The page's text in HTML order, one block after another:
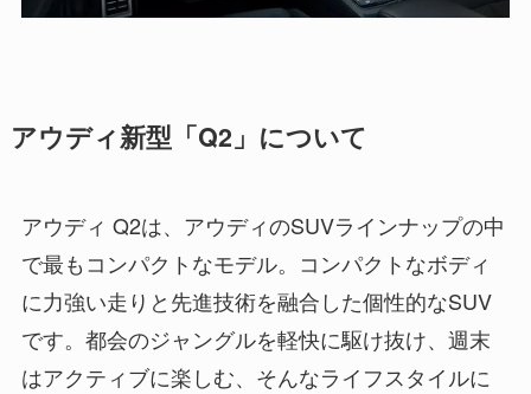
アウディ新型「Q2」について
アウディ Q2は、アウディのSUVラインナップの中
で最もコンパクトなモデル。コンパクトなボディ
に力強い走りと先進技術を融合した個性的なSUV
です。都会のジャングルを軽快に駆け抜け、週末
はアクティブに楽しむ、そんなライフスタイルに